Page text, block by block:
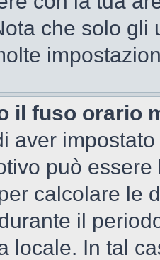
che solo
il fuso orario
aver
può essere
calcolare le
il
locale. In tal